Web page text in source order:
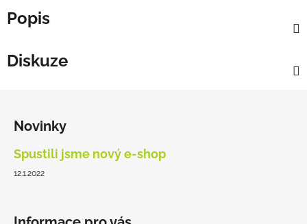
Popis
Diskuze
Novinky
Spustili jsme nový e-shop
12.1.2022